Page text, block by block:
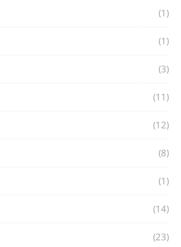
(1)
(1)
(3)
(11)
(12)
(8)
(1)
(14)
(23)